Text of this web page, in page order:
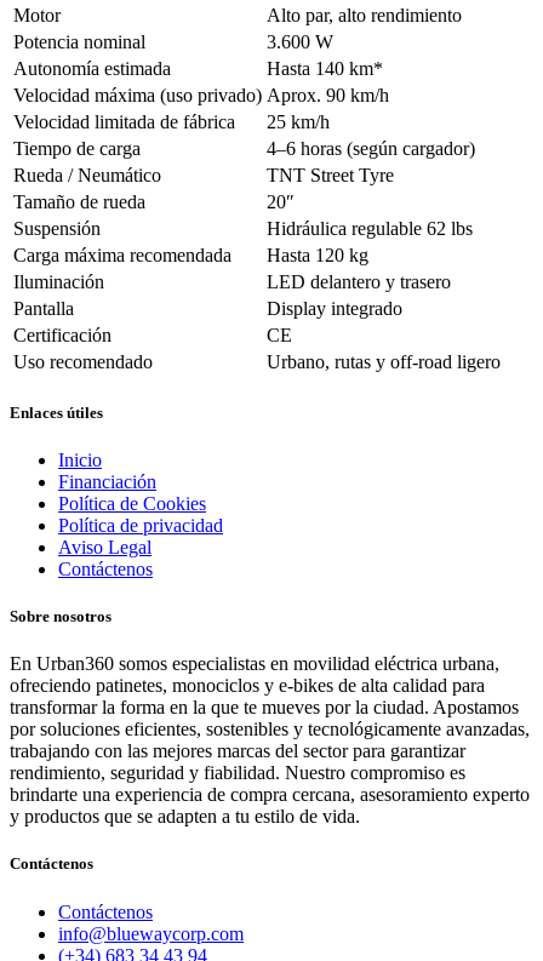
Motor
Alto par, alto rendimiento
Potencia nominal
3.600 W
Autonomía estimada
Hasta 140 km*
Velocidad máxima (uso privado) Aprox. 90 km/h
Velocidad limitada de fábrica
25 km/h
Tiempo de carga
4–6 horas (según cargador)
Rueda / Neumático
TNT Street Tyre
Tamaño de rueda
20″
Suspensión
Hidráulica regulable 62 lbs
Carga máxima recomendada
Hasta 120 kg
Iluminación
LED delantero y trasero
Pantalla
Display integrado
Certificación
CE
Uso recomendado
Urbano, rutas y off-road ligero
Enlaces útiles
Inicio
Financiación
Política de Cookies
Política de privacidad
Aviso Legal
Contáctenos
Sobre nosotros
En Urban360 somos especialistas en movilidad eléctrica urbana,
ofreciendo patinetes, monociclos y e-bikes de alta calidad para
transformar la forma en la que te mueves por la ciudad. Apostamos
por soluciones eficientes, sostenibles y tecnológicamente avanzadas,
trabajando con las mejores marcas del sector para garantizar
rendimiento, seguridad y fiabilidad. Nuestro compromiso es
brindarte una experiencia de compra cercana, asesoramiento experto
y productos que se adapten a tu estilo de vida.
Contáctenos
Contáctenos
info@bluewaycorp.com
(+34) 683 34 43 94